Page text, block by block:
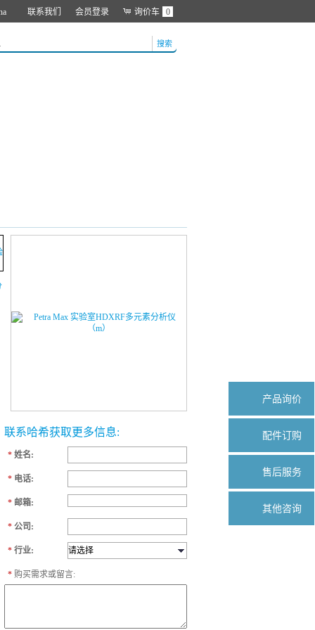
联系我们 会员登录 询价车 0
搜索
联系哈希获取更多信息:
* 姓名:
* 电话:
* 邮箱:
* 公司:
* 行业:
* 购买需求或留言:
产品询价
配件订购
售后服务
其他咨询